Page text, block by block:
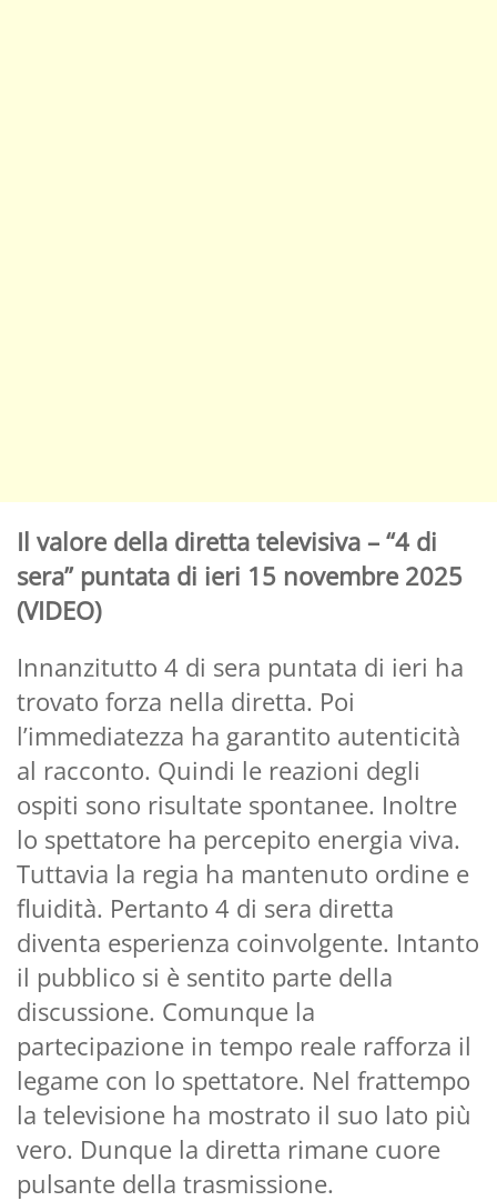
Il valore della diretta televisiva – “4 di
sera” puntata di ieri 15 novembre 2025
(VIDEO)
Innanzitutto 4 di sera puntata di ieri ha
trovato forza nella diretta. Poi
l’immediatezza ha garantito autenticità
al racconto. Quindi le reazioni degli
ospiti sono risultate spontanee. Inoltre
lo spettatore ha percepito energia viva.
Tuttavia la regia ha mantenuto ordine e
fluidità. Pertanto 4 di sera diretta
diventa esperienza coinvolgente. Intanto
il pubblico si è sentito parte della
discussione. Comunque la
partecipazione in tempo reale rafforza il
legame con lo spettatore. Nel frattempo
la televisione ha mostrato il suo lato più
vero. Dunque la diretta rimane cuore
pulsante della trasmissione.